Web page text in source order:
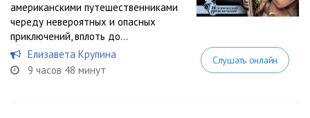
американскими путешественниками
череду невероятных и опасных
приключений, вплоть до...
Елизавета Крупина
9 часов 48 минут
Слушать онлайн